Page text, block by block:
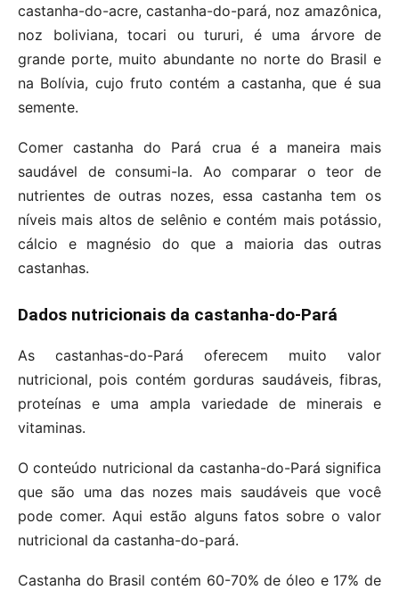
castanha-do-acre, castanha-do-pará, noz amazônica,
noz boliviana, tocari ou tururi, é uma árvore de
grande porte, muito abundante no norte do Brasil e
na Bolívia, cujo fruto contém a castanha, que é sua
semente.
Comer castanha do Pará crua é a maneira mais
saudável de consumi-la. Ao comparar o teor de
nutrientes de outras nozes, essa castanha tem os
níveis mais altos de selênio e contém mais potássio,
cálcio e magnésio do que a maioria das outras
castanhas.
Dados nutricionais da castanha-do-Pará
As castanhas-do-Pará oferecem muito valor
nutricional, pois contém gorduras saudáveis, fibras,
proteínas e uma ampla variedade de minerais e
vitaminas.
O conteúdo nutricional da castanha-do-Pará significa
que são uma das nozes mais saudáveis que você
pode comer. Aqui estão alguns fatos sobre o valor
nutricional da castanha-do-pará.
Castanha do Brasil contém 60-70% de óleo e 17% de